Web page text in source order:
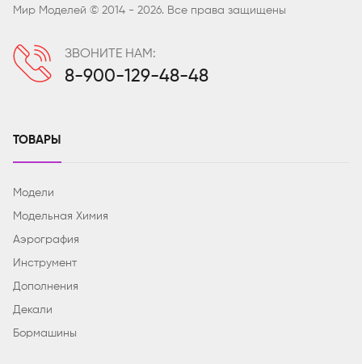
Мир Моделей © 2014 - 2026. Все права защищены
ЗВОНИТЕ НАМ:
8-900-129-48-48
ТОВАРЫ
Модели
Модельная Химия
Аэрография
Инструмент
Дополнения
Декали
Бормашины